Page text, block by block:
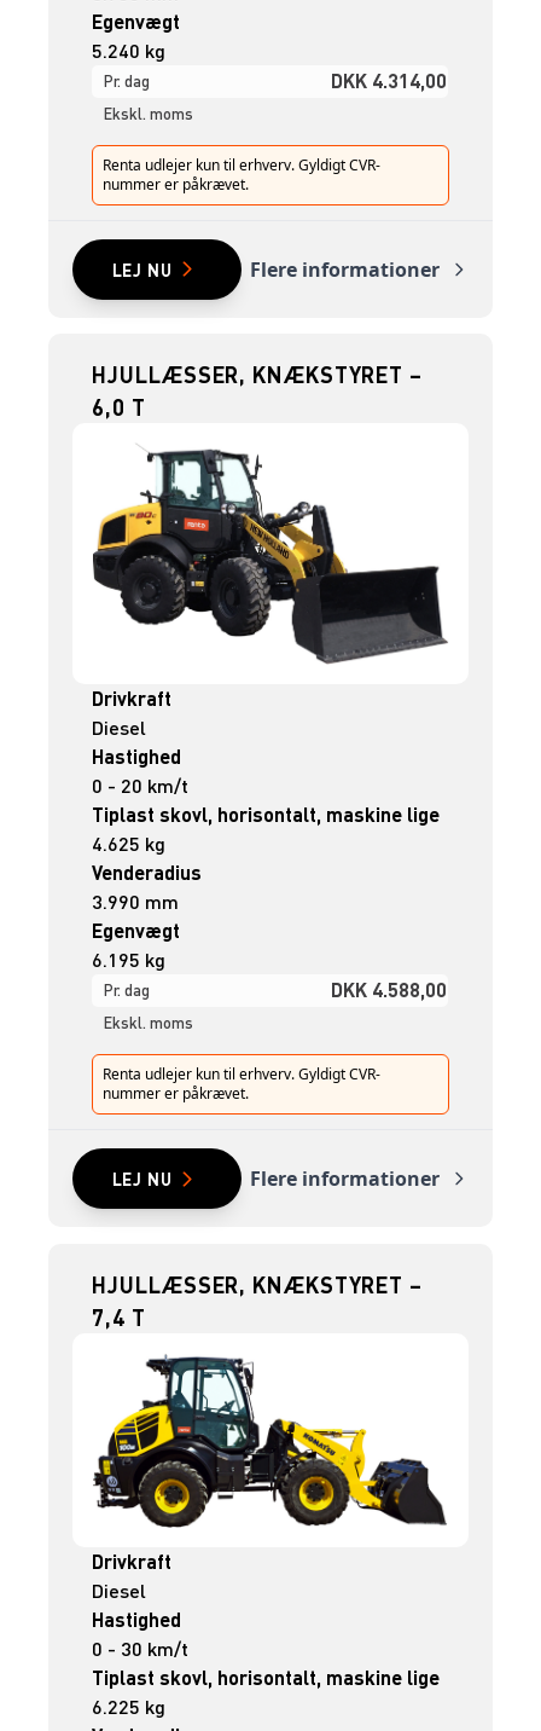
Egenvægt
5.240 kg
Pr. dag DKK 4.314,00
Ekskl. moms
Renta udlejer kun til erhverv. Gyldigt CVR-
nummer er påkrævet.
LEJ NU Flere informationer
HJULLÆSSER, KNÆKSTYRET –
6,0 T
Drivkraft
Diesel
Hastighed
0 - 20 km/t
Tiplast skovl, horisontalt, maskine lige
4.625 kg
Venderadius
3.990 mm
Egenvægt
6.195 kg
Pr. dag DKK 4.588,00
Ekskl. moms
Renta udlejer kun til erhverv. Gyldigt CVR-
nummer er påkrævet.
LEJ NU Flere informationer
HJULLÆSSER, KNÆKSTYRET –
7,4 T
Drivkraft
Diesel
Hastighed
0 - 30 km/t
Tiplast skovl, horisontalt, maskine lige
6.225 kg